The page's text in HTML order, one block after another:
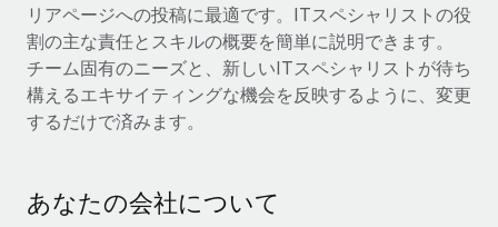
Remote統合
人事機能をワークフローにシームレスに統合する
プラットフォーム
チームのための人事の基本機能を内蔵
当社のMCPを使用して、あらゆるAIツールをRemoteに接続
ミッドマーケット
カスタマイズされた人事ソリューションでチームを拡大する
企業
大企業向けのグローバルHR
パートナーに登録
リサーチおよびガイド
活用事例
HR用語集
職務内容ライブラリ
Español
Italiano
日本語
リアページへの投稿に最適です。ITスペシャリストの役
割の主な責任とスキルの概要を簡単に説明できます。
チーム固有のニーズと、新しいITスペシャリストが待ち
構えるエキサイティングな機会を反映するように、変更
するだけで済みます。
あなたの会社について